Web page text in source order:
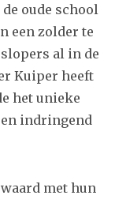
oude school
een zolder te
al in de
Kuiper heeft
het unieke
indringend
met hun